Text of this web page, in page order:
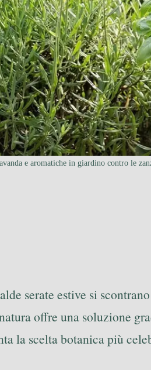
e aromatiche in giardino contro le
serate estive si
offre una soluzione
la scelta botanica più